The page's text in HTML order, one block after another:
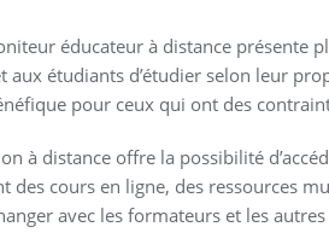
éducateur à distance présente
aux étudiants d’étudier selon leur
pour ceux qui ont des
à distance offre la possibilité
des cours en ligne, des ressources
avec les formateurs et les